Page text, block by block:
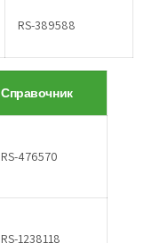
RS-389588
Справочник
RS-476570
RS-1238118